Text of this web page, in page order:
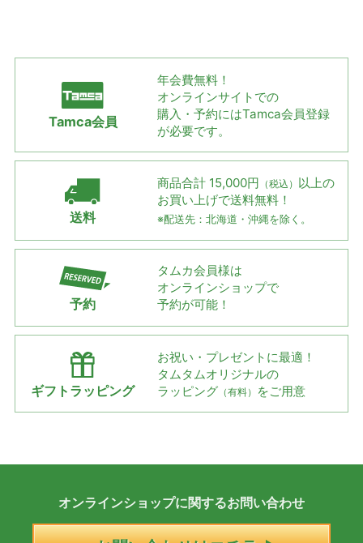
Tamca会員
年会費無料！
オンラインサイトでの
購入・予約にはTamca会員登録
が必要です。
送料
商品合計 15,000円 （税込） 以上の
お買い上げで送料無料！
※配送先：北海道・沖縄を除く。
予約
タムカ会員様は
オンラインショップで
予約が可能！
ギフトラッピング
お祝い・プレゼントに最適！
タムタムオリジナルの
ラッピング （有料） をご用意
オンラインショップに関するお問い合わせ